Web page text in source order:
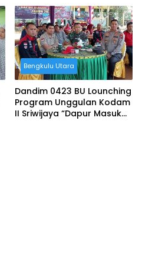
Bersama
Bengkulu Utara
Dandim 0423 BU Lounching
Program Unggulan Kodam
II Sriwijaya “Dapur Masuk